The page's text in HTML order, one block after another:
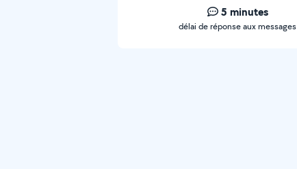
5 minutes
délai de réponse aux messages